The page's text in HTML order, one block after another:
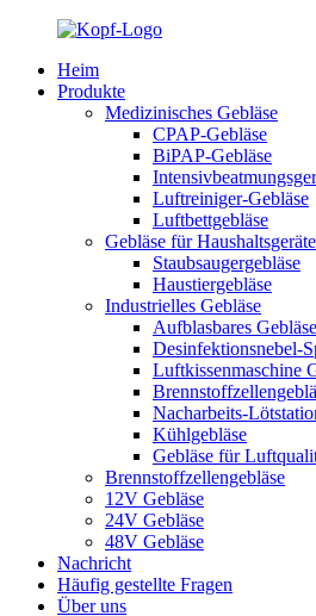
Heim
Produkte
Medizinisches Gebläse
CPAP-Gebläse
BiPAP-Gebläse
Luftreiniger-Gebläse
Luftbettgebläse
Gebläse für Haushaltsgeräte
Staubsaugergebläse
Haustiergebläse
Industrielles Gebläse
Aufblasbares Gebläse
Desinfektionsnebel-
Luftkissenmaschine
Nacharbeits-
Kühlgebläse
Gebläse für
Brennstoffzellengebläse
12V Gebläse
24V Gebläse
48V Gebläse
Nachricht
Häufig gestellte Fragen
Über uns